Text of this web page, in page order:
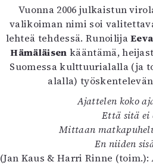
Oulu2026
Levyt
Kirjat
In
Arkisto
Vuonna 2006 julkaistun
valikoiman nimi soi
lehteä tehdessä. Runoilija
Hämäläisen kääntämä,
Suomessa kulttuurialalla (ja
alalla)
Ajattelen koko
Että sitä ei
Mittaan
En niiden
(Jan Kaus & Harri Rinne (toim.):